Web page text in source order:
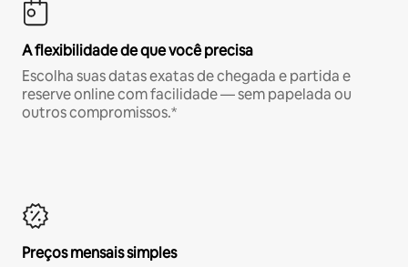
A flexibilidade de que você precisa
Escolha suas datas exatas de chegada e partida e
reserve online com facilidade — sem papelada ou
outros compromissos.*
Preços mensais simples